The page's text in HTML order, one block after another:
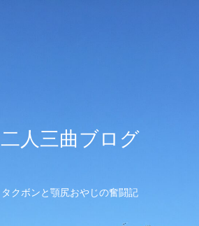
二人三曲ブログ
タクボンと顎尻おやじの奮闘記